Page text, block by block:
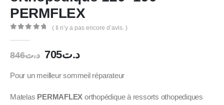
PERMFLEX
( Il n’y a pas encore d’avis. )
د.ت846
Le
initial
د.ت846.
د.ت705
Le
actuel
د.ت705.
Pour un meilleur sommeil réparateur
Matelas PERMAFLEX orthopédique à ressorts othopediques